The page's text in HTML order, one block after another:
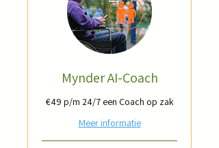
Mynder AI-Coach
€49 p/m 24/7 een Coach op zak
Meer informatie